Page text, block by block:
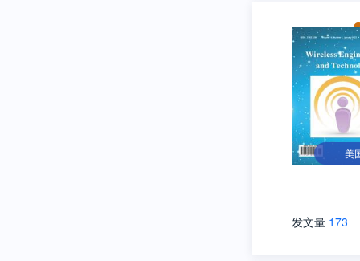
美
发文量 173